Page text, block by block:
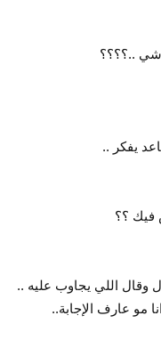
شي ..؟؟؟؟
يفكر ..
فيك ؟؟
وقال اللي يجاوب عليه ..
مو عارف الإجابة..